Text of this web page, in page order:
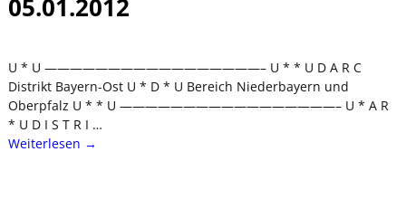
05.01.2012
U * U —————————————————– U * * U D A R C
Distrikt Bayern-Ost U * D * U Bereich Niederbayern und
Oberpfalz U * * U —————————————————– U * A R
* U D I S T R I …
Weiterlesen →